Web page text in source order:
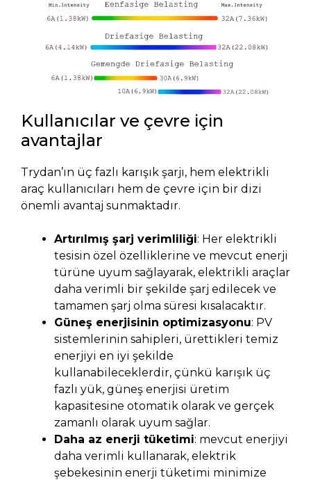
Kullanıcılar ve çevre için
avantajlar
Trydan’ın üç fazlı karışık şarjı, hem elektrikli
araç kullanıcıları hem de çevre için bir dizi
önemli avantaj sunmaktadır.
Artırılmış şarj verimliliği: Her elektrikli
tesisin özel özelliklerine ve mevcut enerji
türüne uyum sağlayarak, elektrikli araçlar
daha verimli bir şekilde şarj edilecek ve
tamamen şarj olma süresi kısalacaktır.
Güneş enerjisinin optimizasyonu: PV
sistemlerinin sahipleri, ürettikleri temiz
enerjiyi en iyi şekilde
kullanabileceklerdir, çünkü karışık üç
fazlı yük, güneş enerjisi üretim
kapasitesine otomatik olarak ve gerçek
zamanlı olarak uyum sağlar.
Daha az enerji tüketimi: mevcut enerjiyi
daha verimli kullanarak, elektrik
şebekesinin enerji tüketimi minimize